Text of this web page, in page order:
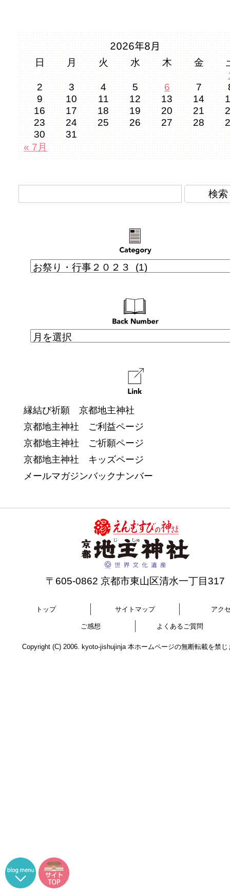
2026年8月
日 月 火 水 木 金
2
3 4 5 6 7
9
10 11 12 13 14
16
17 18 19 20 21
23
24 25 26 27 28
30
31
« 7月
縁結び祈願 京都地主神社
京都地主神社 ご利益ページ
京都地主神社 ご祈願ページ
京都地主神社 キッズページ
メールマガジンバックナンバー
〒605-0862 京都市東山区清水一丁目317
トップ サイトマップ アク
ご感想 よくあるご質問
Copyright (C) 2006. kyoto-jishujinja 本ホームページの無断転載を禁じ